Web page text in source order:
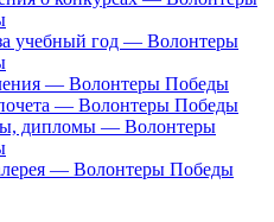
учебный год — Волонтеры
— Волонтеры Победы
— Волонтеры Победы
дипломы — Волонтеры
— Волонтеры Победы